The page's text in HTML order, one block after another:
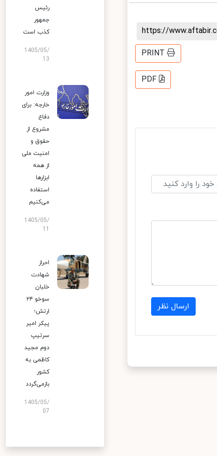
https://
PRINT
PDF
ارسال نظر
رئیس
جمهور
کذب است
1405/05/
13
وزارت امور
خارجه: برای
دفاع
مشروع از
حقوق و
امنیت ملی
از همه
ابزارها
استفاده
می‌کنیم
1405/05/
احراز
شهادت
خلبان
سوخو ۲۴
ارتش؛
پیکر امیر
سرتیپ
دوم مجید
کاظمی به
کشور
بازمی‌گردد
1405/05/
07